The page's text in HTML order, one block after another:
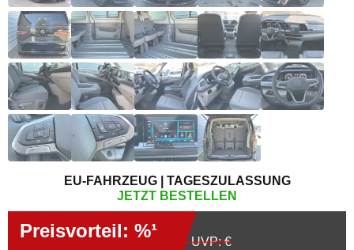
EU-FAHRZEUG | TAGESZULASSUNG
JETZT BESTELLEN
Preisvorteil: %¹
UVP:€